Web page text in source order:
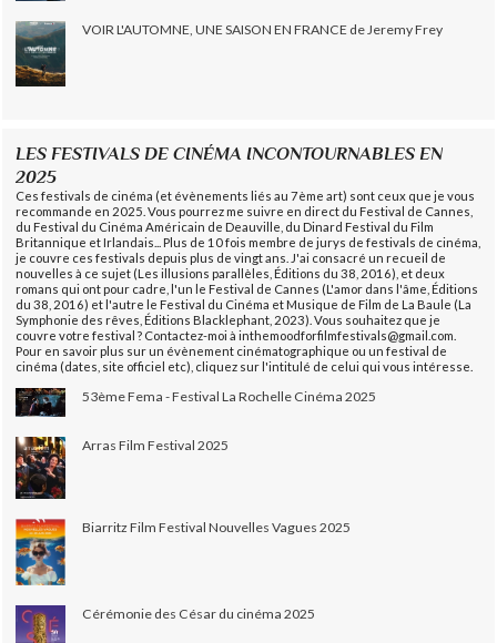
VOIR L'AUTOMNE, UNE SAISON EN FRANCE de Jeremy Frey
LES FESTIVALS DE CINÉMA INCONTOURNABLES EN
2025
Ces festivals de cinéma (et évènements liés au 7ème art) sont ceux que je vous
recommande en 2025. Vous pourrez me suivre en direct du Festival de Cannes,
du Festival du Cinéma Américain de Deauville, du Dinard Festival du Film
Britannique et Irlandais... Plus de 10 fois membre de jurys de festivals de cinéma,
je couvre ces festivals depuis plus de vingt ans. J'ai consacré un recueil de
nouvelles à ce sujet (Les illusions parallèles, Éditions du 38, 2016), et deux
romans qui ont pour cadre, l'un le Festival de Cannes (L'amor dans l'âme, Éditions
du 38, 2016) et l'autre le Festival du Cinéma et Musique de Film de La Baule (La
Symphonie des rêves, Éditions Blacklephant, 2023). Vous souhaitez que je
couvre votre festival ? Contactez-moi à inthemoodforfilmfestivals@gmail.com.
Pour en savoir plus sur un évènement cinématographique ou un festival de
cinéma (dates, site officiel etc), cliquez sur l'intitulé de celui qui vous intéresse.
53ème Fema - Festival La Rochelle Cinéma 2025
Arras Film Festival 2025
Biarritz Film Festival Nouvelles Vagues 2025
Cérémonie des César du cinéma 2025